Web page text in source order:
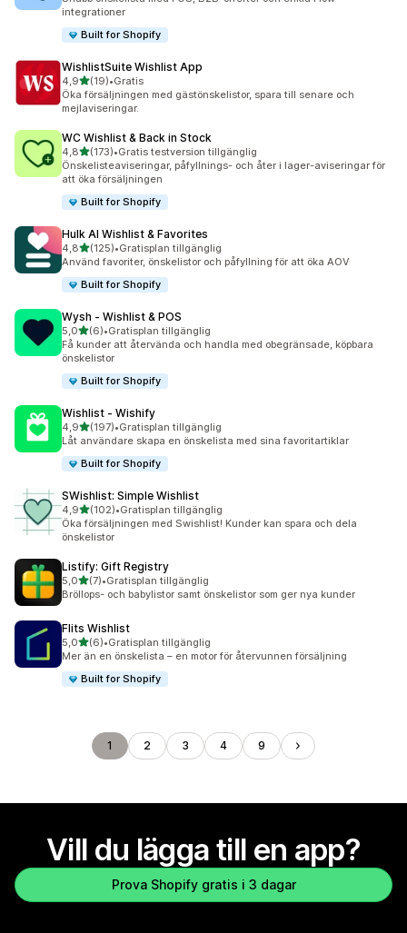
integrationer
Built for Shopify
WishlistSuite Wishlist App
4,9av 5 stjärnor
(19)
19 recensioner totalt
•Gratis
Öka försäljningen med gästönskelistor, spara till senare och
mejlaviseringar.
WC Wishlist & Back in Stock
4,8av 5 stjärnor
(173)
173 recensioner totalt
•Gratis testversion tillgänglig
Önskelisteaviseringar, påfyllnings- och åter i lager-aviseringar för
att öka försäljningen
Built for Shopify
Hulk AI Wishlist & Favorites
4,8av 5 stjärnor
(125)
125 recensioner totalt
•Gratisplan tillgänglig
Använd favoriter, önskelistor och påfyllning för att öka AOV
Built for Shopify
Wysh ‑ Wishlist & POS
5,0av 5 stjärnor
(6)
6 recensioner totalt
•Gratisplan tillgänglig
Få kunder att återvända och handla med obegränsade, köpbara
önskelistor
Built for Shopify
Wishlist ‑ Wishify
4,9av 5 stjärnor
(197)
197 recensioner totalt
•Gratisplan tillgänglig
Låt användare skapa en önskelista med sina favoritartiklar
Built for Shopify
SWishlist: Simple Wishlist
4,9av 5 stjärnor
(102)
102 recensioner totalt
•Gratisplan tillgänglig
Öka försäljningen med Swishlist! Kunder kan spara och dela
önskelistor
Listify: Gift Registry
5,0av 5 stjärnor
(7)
7 recensioner totalt
•Gratisplan tillgänglig
Bröllops- och babylistor samt önskelistor som ger nya kunder
Flits Wishlist
5,0av 5 stjärnor
(6)
6 recensioner totalt
•Gratisplan tillgänglig
Mer än en önskelista – en motor för återvunnen försäljning
Built for Shopify
1 2 3 4 9
Vill du lägga till en app?
Prova Shopify gratis i 3 dagar